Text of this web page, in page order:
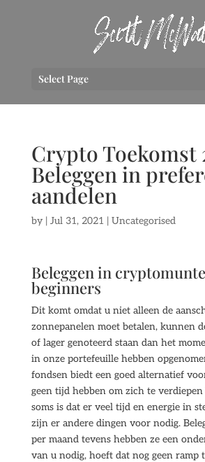
Select Page
Crypto Toekomst
Beleggen in
aandelen
by | Jul 31, 2021 | Uncategorised
Beleggen in
beginners
Dit komt omdat u niet alleen de
zonnepanelen moet betalen, kunnen
of lager genoteerd staan dan het
in onze portefeuille hebben
fondsen biedt een goed alternatief
geen tijd hebben om zich te
soms is dat er veel tijd en energie in
zijn er andere dingen voor nodig.
per maand tevens hebben ze een
van u nodig, hoeft dat nog geen ramp